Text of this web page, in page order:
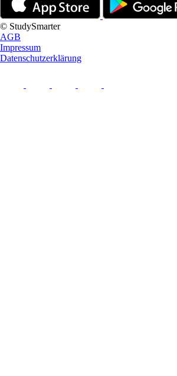
© StudySmarter
AGB
Impressum
Datenschutzerklärung